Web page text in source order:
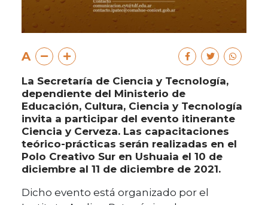
A
La Secretaría de Ciencia y Tecnología,
dependiente del Ministerio de
Educación, Cultura, Ciencia y Tecnología
invita a participar del evento itinerante
Ciencia y Cerveza. Las capacitaciones
teórico-prácticas serán realizadas en el
Polo Creativo Sur en Ushuaia el 10 de
diciembre al 11 de diciembre de 2021.
Dicho evento está organizado por el